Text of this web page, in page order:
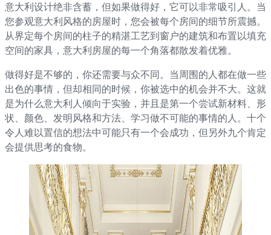
意大利设计绝非含蓄，但如果做得好，它可以非常吸引人。当
您参观意大利风格的房屋时，您会被每个房间的细节所震撼。
从界定每个房间的柱子的精湛工艺到窗户的建筑和布置以填充
空间的家具，意大利房屋的每一个角落都散发着优雅。
做得好是不够的，你还需要与众不同。当周围的人都在做一些
出色的事情，但却相同的时候，你被选中的机会并不大。这就
是为什么意大利人倾向于实验，并且是第一个尝试新材料、形
状、颜色、发明风格和方法、学习做不可能的事情的人。十个
令人难以置信的想法中可能只有一个会成功，但另外九个肯定
会提供思考的食物。